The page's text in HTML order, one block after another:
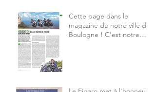
Cette page dans le
magazine de notre ville de
Boulogne ! C'est notre